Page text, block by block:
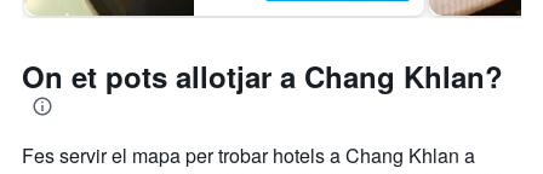
On et pots allotjar a Chang Khlan?
Fes servir el mapa per trobar hotels a Chang Khlan a